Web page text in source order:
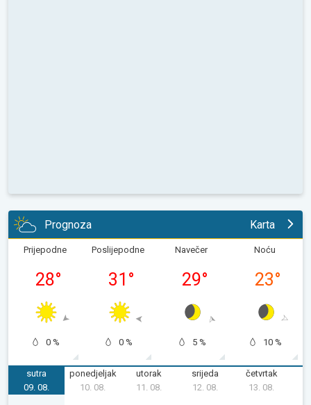
Prognoza Karta
Prijepodne
28°
0 %
Poslijepodne
31 °
0 %
Navečer
29°
5 %
Noću
23°
10 %
sutra
nedjelja, 09. 08.
09. 08.
ponedjeljak
10. 08.
utorak
11. 08.
srijeda
12. 08.
četvrtak
13. 08.